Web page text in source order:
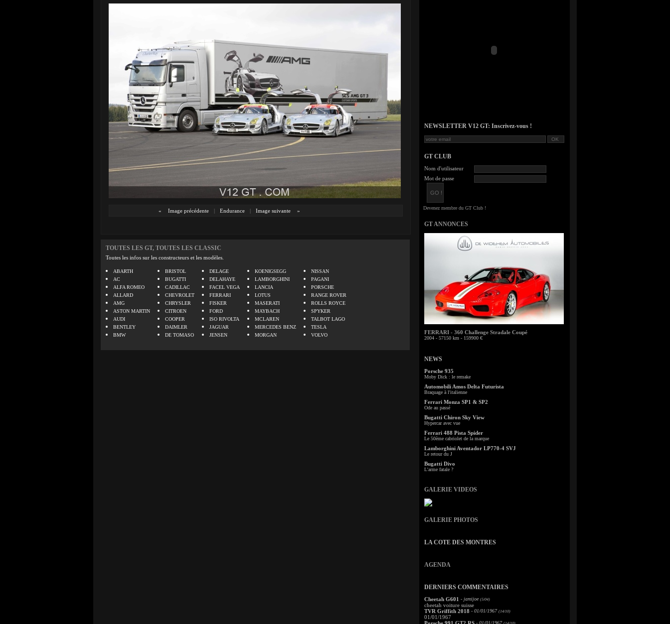
« Image précédente | Endurance | Image suivante »
TOUTES LES GT, TOUTES LES CLASSIC
Toutes les infos sur les constructeurs et les modèles.
ABARTH
AC
ALFA ROMEO
ALLARD
AMG
ASTON MARTIN
AUDI
BENTLEY
BMW
BRISTOL
BUGATTI
CADILLAC
CHEVROLET
CHRYSLER
CITROEN
COOPER
DAIMLER
DE TOMASO
DELAGE
DELAHAYE
FACEL VEGA
FERRARI
FISKER
FORD
ISO RIVOLTA
JAGUAR
JENSEN
KOENIGSEGG
LAMBORGHINI
LANCIA
LOTUS
MASERATI
MAYBACH
MCLAREN
MERCEDES BENZ
MORGAN
NISSAN
PAGANI
PORSCHE
RANGE ROVER
ROLLS ROYCE
SPYKER
TALBOT LAGO
TESLA
VOLVO
NEWSLETTER V12 GT: Inscrivez-vous !
GT CLUB
Nom d'utilisateur
Mot de passe
GT ANNONCES
FERRARI - 360 Challenge Stradale Coupé
2004 - 57150 km - 159900 €
NEWS
Porsche 935
Moby Dick : le remake
Automobili Amos Delta Futurista
Braquage à l'italienne
Ferrari Monza SP1 & SP2
Ode au passé
Bugatti Chiron Sky View
Hypercar avec vue
Ferrari 488 Pista Spider
Le 50ème cabriolet de la marque
Lamborghini Aventador LP770-4 SVJ
Le retour du J
Bugatti Divo
L'arme fatale ?
GALERIE VIDEOS
GALERIE PHOTOS
LA COTE DES MONTRES
AGENDA
DERNIERS COMMENTAIRES
Cheetah G601 - jamijoe (5/04)
cheetah voiture suisse
TVR Griffith 2018 - 01/01/1967 (14/10)
01/01/1967
- 01/01/1967